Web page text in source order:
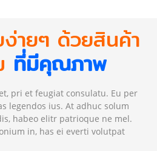
ายๆ ด้วยสินค้า
ที่มีคุณภาพ
pri et feugiat consulatu. Eu per
legendos ius. At adhuc solum
habeo elitr patrioque ne mel.
in, has ei everti volutpat